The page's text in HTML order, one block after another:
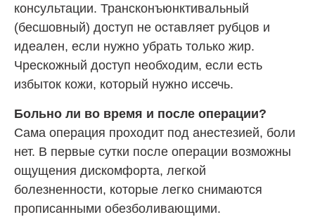
консультации. Трансконъюнктивальный
(бесшовный) доступ не оставляет рубцов и
идеален, если нужно убрать только жир.
Чрескожный доступ необходим, если есть
избыток кожи, который нужно иссечь.
Больно ли во время и после операции?
Сама операция проходит под анестезией, боли
нет. В первые сутки после операции возможны
ощущения дискомфорта, легкой
болезненности, которые легко снимаются
прописанными обезболивающими.